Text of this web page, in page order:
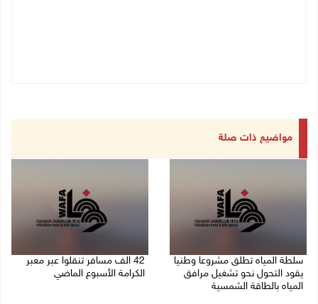
مواضيع ذات صلة
سلطة المياه تطلق مشروعا وطنيا
يقود التحول نحو تشغيل مرافق
المياه بالطاقة الشمسية
42 الف مسافر تنقلوا عبر معبر
الكرامة الأسبوع الماضي